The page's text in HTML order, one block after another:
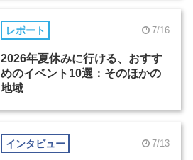
レポート 7/16
2026年夏休みに行ける、おすす
めのイベント10選：そのほかの
地域
インタビュー 7/13